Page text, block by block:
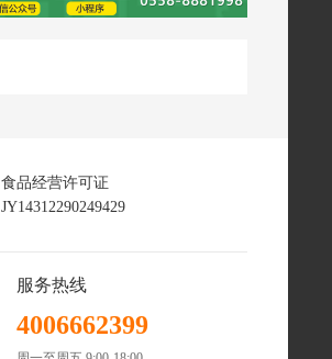
食品经营许可证
JY14312290249429
服务热线
4006662399